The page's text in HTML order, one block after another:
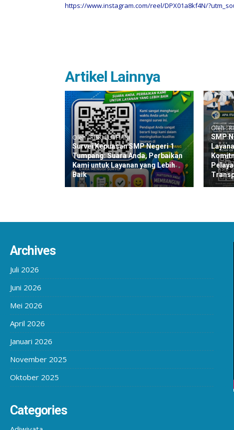
https://www.instagram.com/reel/DPX01a8kf4N/
Artikel Lainnya
Oleh : RISKI LUTFIANI
Survei Kepuasan SMP Negeri 1
Tumpang: Suara Anda, Perbaikan
Kami untuk Layanan yang Lebih
Baik
Oleh :
SMP
Archives
Juli 2026
Juni 2026
Mei 2026
April 2026
Januari 2026
November 2025
Oktober 2025
Categories